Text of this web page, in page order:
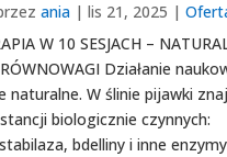
ania| lis 21, 2025 |
W 10 SESJACH –
Działanie
naturalne. W ślinie pijawki
biologicznie czynnych:
bdelliny i inne